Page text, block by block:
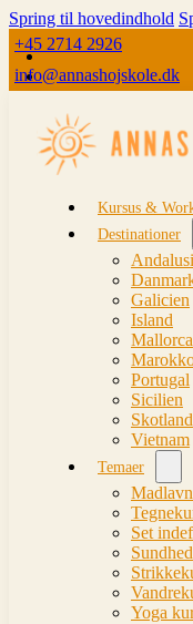
Spring til hovedindhold
+45 2714 2926
info@annashojskole.dk
Kursus &
Destinationer
Galicien
Island
Mallorca
Portugal
Sicilien
Skotland
Vietnam
Temaer
Set
Sundhed
Yoga